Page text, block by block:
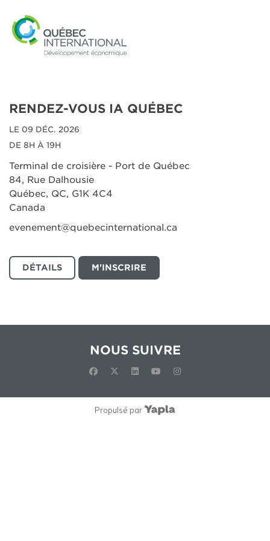
RENDEZ-VOUS IA QUÉBEC
LE 09 DÉC. 2026
DE 8H À 19H
Terminal de croisière - Port de Québec
84, Rue Dalhousie
Québec, QC, G1K 4C4
Canada
evenement@quebecinternational.ca
DÉTAILS M'INSCRIRE
NOUS SUIVRE
facebookx-twitterlinkedin youtubeinstagram
Propulsé par